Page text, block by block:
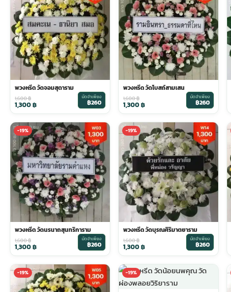
จัดดอกไม้หน้าโลง
ดอกไม้ศพ
ดอกไม้งานศพ ส่งด่วน
ดอกไม้งานศพ กรุงเทพ
ดอกไม้งานศพ ปากคลองตลาด
ร้านดอกไม้งานศพ ใกล้ฉัน
ดอกไม้งานศพ ราคาถูก
จัดดอกไม้งานศพ ราคา
ดอกไม้งานศพ ส่งฟรี
พวงหรีด ปากคลองตลาด
พวงหรีดราคาถูก
พวงหรีดดอกไม้สด
พวงหรีดดอกไม้สด ราคาถูก
สั่งพวงหรีด ออนไลน์
ส่งพวงหรีด ด่วน กรุงเทพ
ร้านพวงหรีด กรุงเทพ ส่งฟรี
พวงหรีด ปากคลองตลาด ราคา
พวงหรีด ส่งด่วน วันนี้
ม้หน้าเมรุ
มรุ ราคาถูก
ม้หน้าเมรุ
ระดับเมรุ
มรุ ออนไลน์
มรุ ส่งด่วน
น้าเมรุ กรุงเทพ
พวงหรีดพัดลม ปากคลองตลาด
พวงหรีดพัดลม แบบสวยๆ
ขั้นตอนจัดงานศพ
จัดงานศพ ราคาถูก
พวงหรีด วัดจอมสุดาราม
1,600฿
1,300฿
มัดจำเพียง
฿260
พวงหรีด วัดโบสถ์สามเสน
1,600฿
1,300฿
มัดจำเพียง
฿260
-19%
พวงหรีด วัดนรนาถสุนทริการาม
1,600฿
1,300฿
มัดจำเพียง
฿260
-19%
พวงหรีด วัดบุรณศิริมาตยาราม
1,600฿
1,300฿
มัดจำเพียง
฿260
-19% -19%